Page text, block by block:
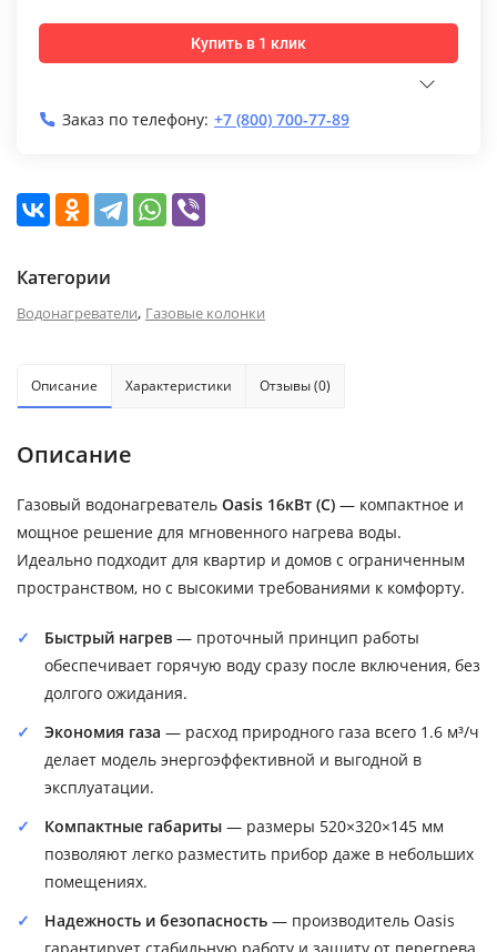
Купить в 1 клик
Заказ по телефону: +7 (800) 700-77-89
Категории
Водонагреватели, Газовые колонки
Описание Характеристики Отзывы (0)
Описание
Газовый водонагреватель Oasis 16кВт (С) — компактное и
мощное решение для мгновенного нагрева воды.
Идеально подходит для квартир и домов с ограниченным
пространством, но с высокими требованиями к комфорту.
Быстрый нагрев — проточный принцип работы
обеспечивает горячую воду сразу после включения, без
долгого ожидания.
Экономия газа — расход природного газа всего 1.6 м³/ч
делает модель энергоэффективной и выгодной в
эксплуатации.
Компактные габариты — размеры 520×320×145 мм
позволяют легко разместить прибор даже в небольших
помещениях.
Надежность и безопасность — производитель Oasis